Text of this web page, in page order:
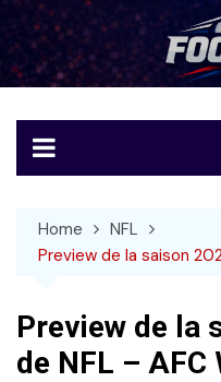
to
content
Le football américain en
Home
NFL
Preview de la saison
Preview de la
de NFL – AFC